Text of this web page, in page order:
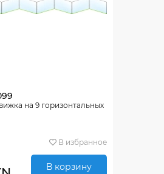
на 9 горизонтальных
В избранное
В корзину